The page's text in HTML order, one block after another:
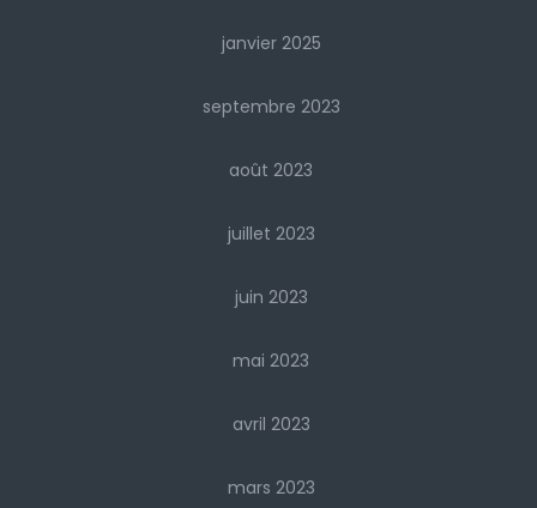
janvier 2025
septembre 2023
août 2023
juillet 2023
juin 2023
mai 2023
avril 2023
mars 2023